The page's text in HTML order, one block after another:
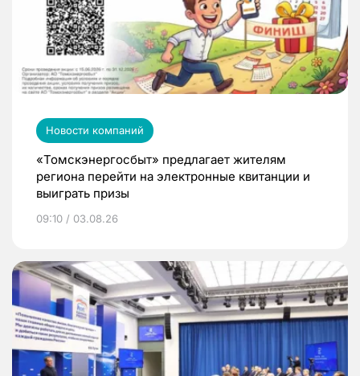
Новости компаний
«Томскэнергосбыт» предлагает жителям
региона перейти на электронные квитанции и
выиграть призы
09:10 / 03.08.26